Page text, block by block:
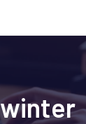
winter